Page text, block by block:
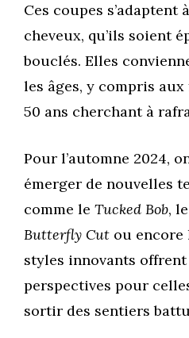
Ces coupes s’adaptent
cheveux, qu’ils soient
bouclés. Elles
les âges, y compris
50 ans cherchant à
Pour l’automne 2024,
émerger de nouvelles
comme le Tucked Bob, le
Butterfly Cut ou encore
styles innovants
perspectives pour
sortir des sentiers